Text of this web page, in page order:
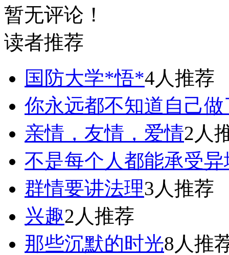
暂无评论！
读者推荐
国防大学*悟*4人推荐
你永远都不知道自己
亲情，友情，爱情2人
不是每个人都能承受异
群情要讲法理3人推荐
兴趣2人推荐
那些沉默的时光8人推